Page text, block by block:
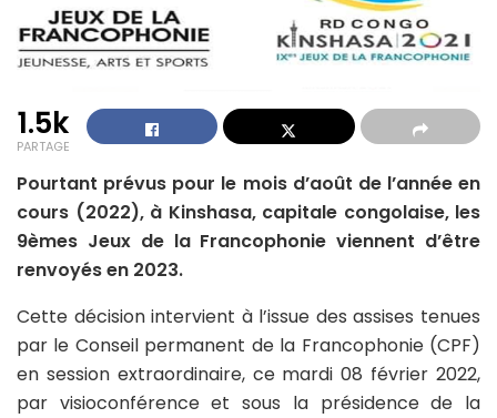
1.5k
PARTAGE
Pourtant prévus pour le mois d’août de l’année en
cours (2022), à Kinshasa, capitale congolaise, les
9èmes Jeux de la Francophonie viennent d’être
renvoyés en 2023.
Cette décision intervient à l’issue des assises tenues
par le Conseil permanent de la Francophonie (CPF)
en session extraordinaire, ce mardi 08 février 2022,
par visioconférence et sous la présidence de la